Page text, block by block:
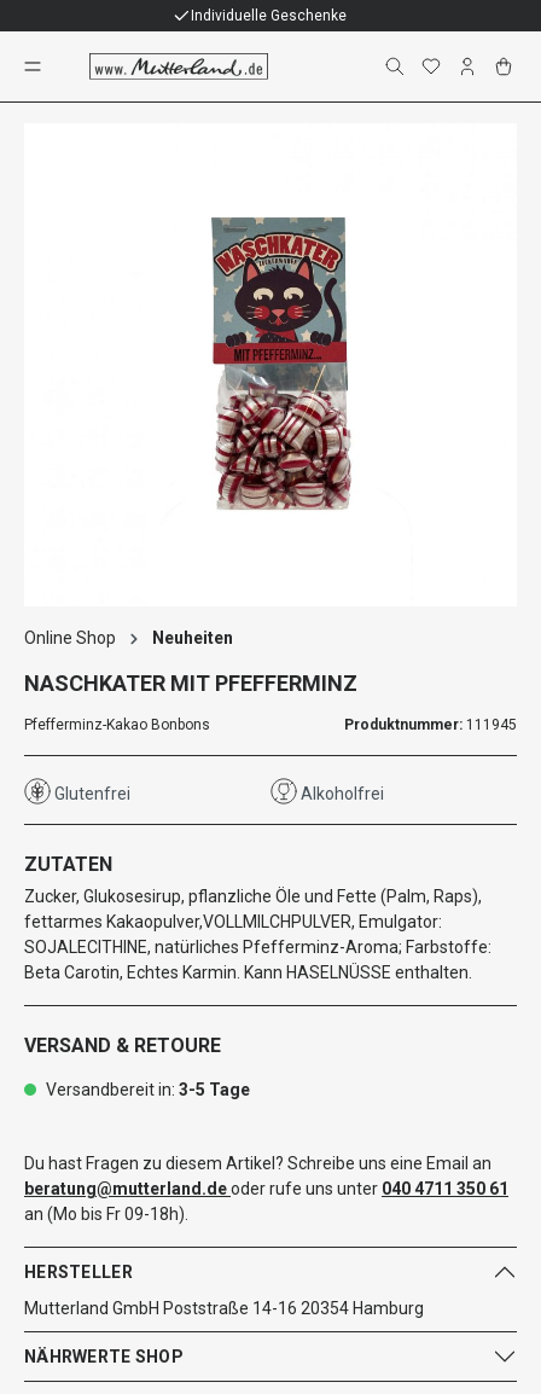
Individuelle Geschenke
Online Shop Neuheiten
NASCHKATER MIT PFEFFERMINZ
Pfefferminz-Kakao Bonbons Produktnummer: 111945
Glutenfrei Alkoholfrei
ZUTATEN
Zucker, Glukosesirup, pflanzliche Öle und Fette (Palm, Raps),
fettarmes Kakaopulver,VOLLMILCHPULVER, Emulgator:
SOJALECITHINE, natürliches Pfefferminz-Aroma; Farbstoffe:
Beta Carotin, Echtes Karmin. Kann HASELNÜSSE enthalten.
VERSAND & RETOURE
Versandbereit in: 3-5 Tage
Du hast Fragen zu diesem Artikel? Schreibe uns eine Email an
beratung@mutterland.deoder rufe uns unter 040 4711 350 61
an (Mo bis Fr 09-18h).
HERSTELLER
Mutterland GmbH Poststraße 14-16 20354 Hamburg
NÄHRWERTE SHOP